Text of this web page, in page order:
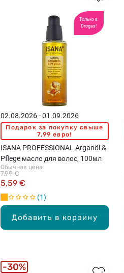
Только в
Drogas!
Добавить в корзину
02.08.2026 - 01.09.2026
Подарок за покупку свыше
7,99 евро!
ISANA PROFESSIONAL Arganöl &
Pflege масло для волос, 100мл
Обычная цена
5,59 €
7,99 €
1
30%